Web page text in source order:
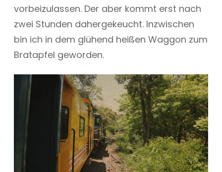
vorbeizulassen. Der aber kommt erst nach
zwei Stunden dahergekeucht. Inzwischen
bin ich in dem glühend heißen Waggon zum
Bratapfel geworden.